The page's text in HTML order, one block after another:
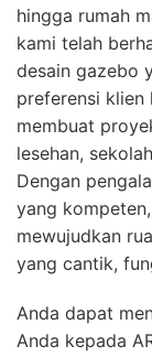
hingga rumah
kami telah
desain gazebo
preferensi klien
membuat
lesehan,
Dengan
yang
mewujudkan
yang cantik,
Anda dapat
Anda kepada